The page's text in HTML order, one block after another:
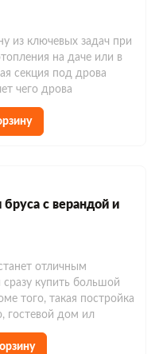
из ключевых задач при
на даче или в
секция под дрова
чего дрова
с верандой и
отличным
купить большой
того, такая постройка
гостевой дом ил